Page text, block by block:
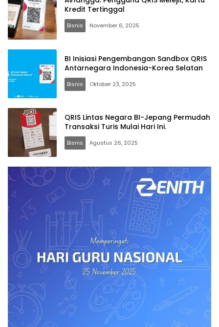
Kredit Tertinggal
Bisnis November 6, 2025
BI Inisiasi Pengembangan Sandbox QRIS
Antarnegara Indonesia-Korea Selatan
Bisnis Oktober 23, 2025
QRIS Lintas Negara BI-Jepang Permudah
Transaksi Turis Mulai Hari Ini.
Bisnis Agustus 26, 2025